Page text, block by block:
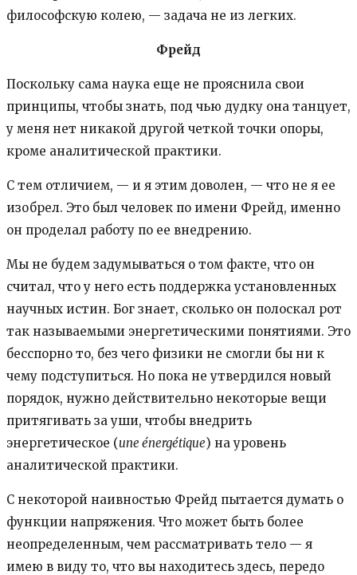
философскую колею, — задача не из легких.
Фрейд
Поскольку сама наука еще не прояснила свои
принципы, чтобы знать, под чью дудку она танцует,
у меня нет никакой другой четкой точки опоры,
кроме аналитической практики.
С тем отличием, — и я этим доволен, — что не я ее
изобрел. Это был человек по имени Фрейд, именно
он проделал работу по ее внедрению.
Мы не будем задумываться о том факте, что он
считал, что у него есть поддержка установленных
научных истин. Бог знает, сколько он полоскал рот
так называемыми энергетическими понятиями. Это
бесспорно то, без чего физики не смогли бы ни к
чему подступиться. Но пока не утвердился новый
порядок, нужно действительно некоторые вещи
притягивать за уши, чтобы внедрить
энергетическое (une énergétique) на уровень
аналитической практики.
С некоторой наивностью Фрейд пытается думать о
функции напряжения. Что может быть более
неопределенным, чем рассматривать тело — я
имею в виду то, что вы находитесь здесь, передо